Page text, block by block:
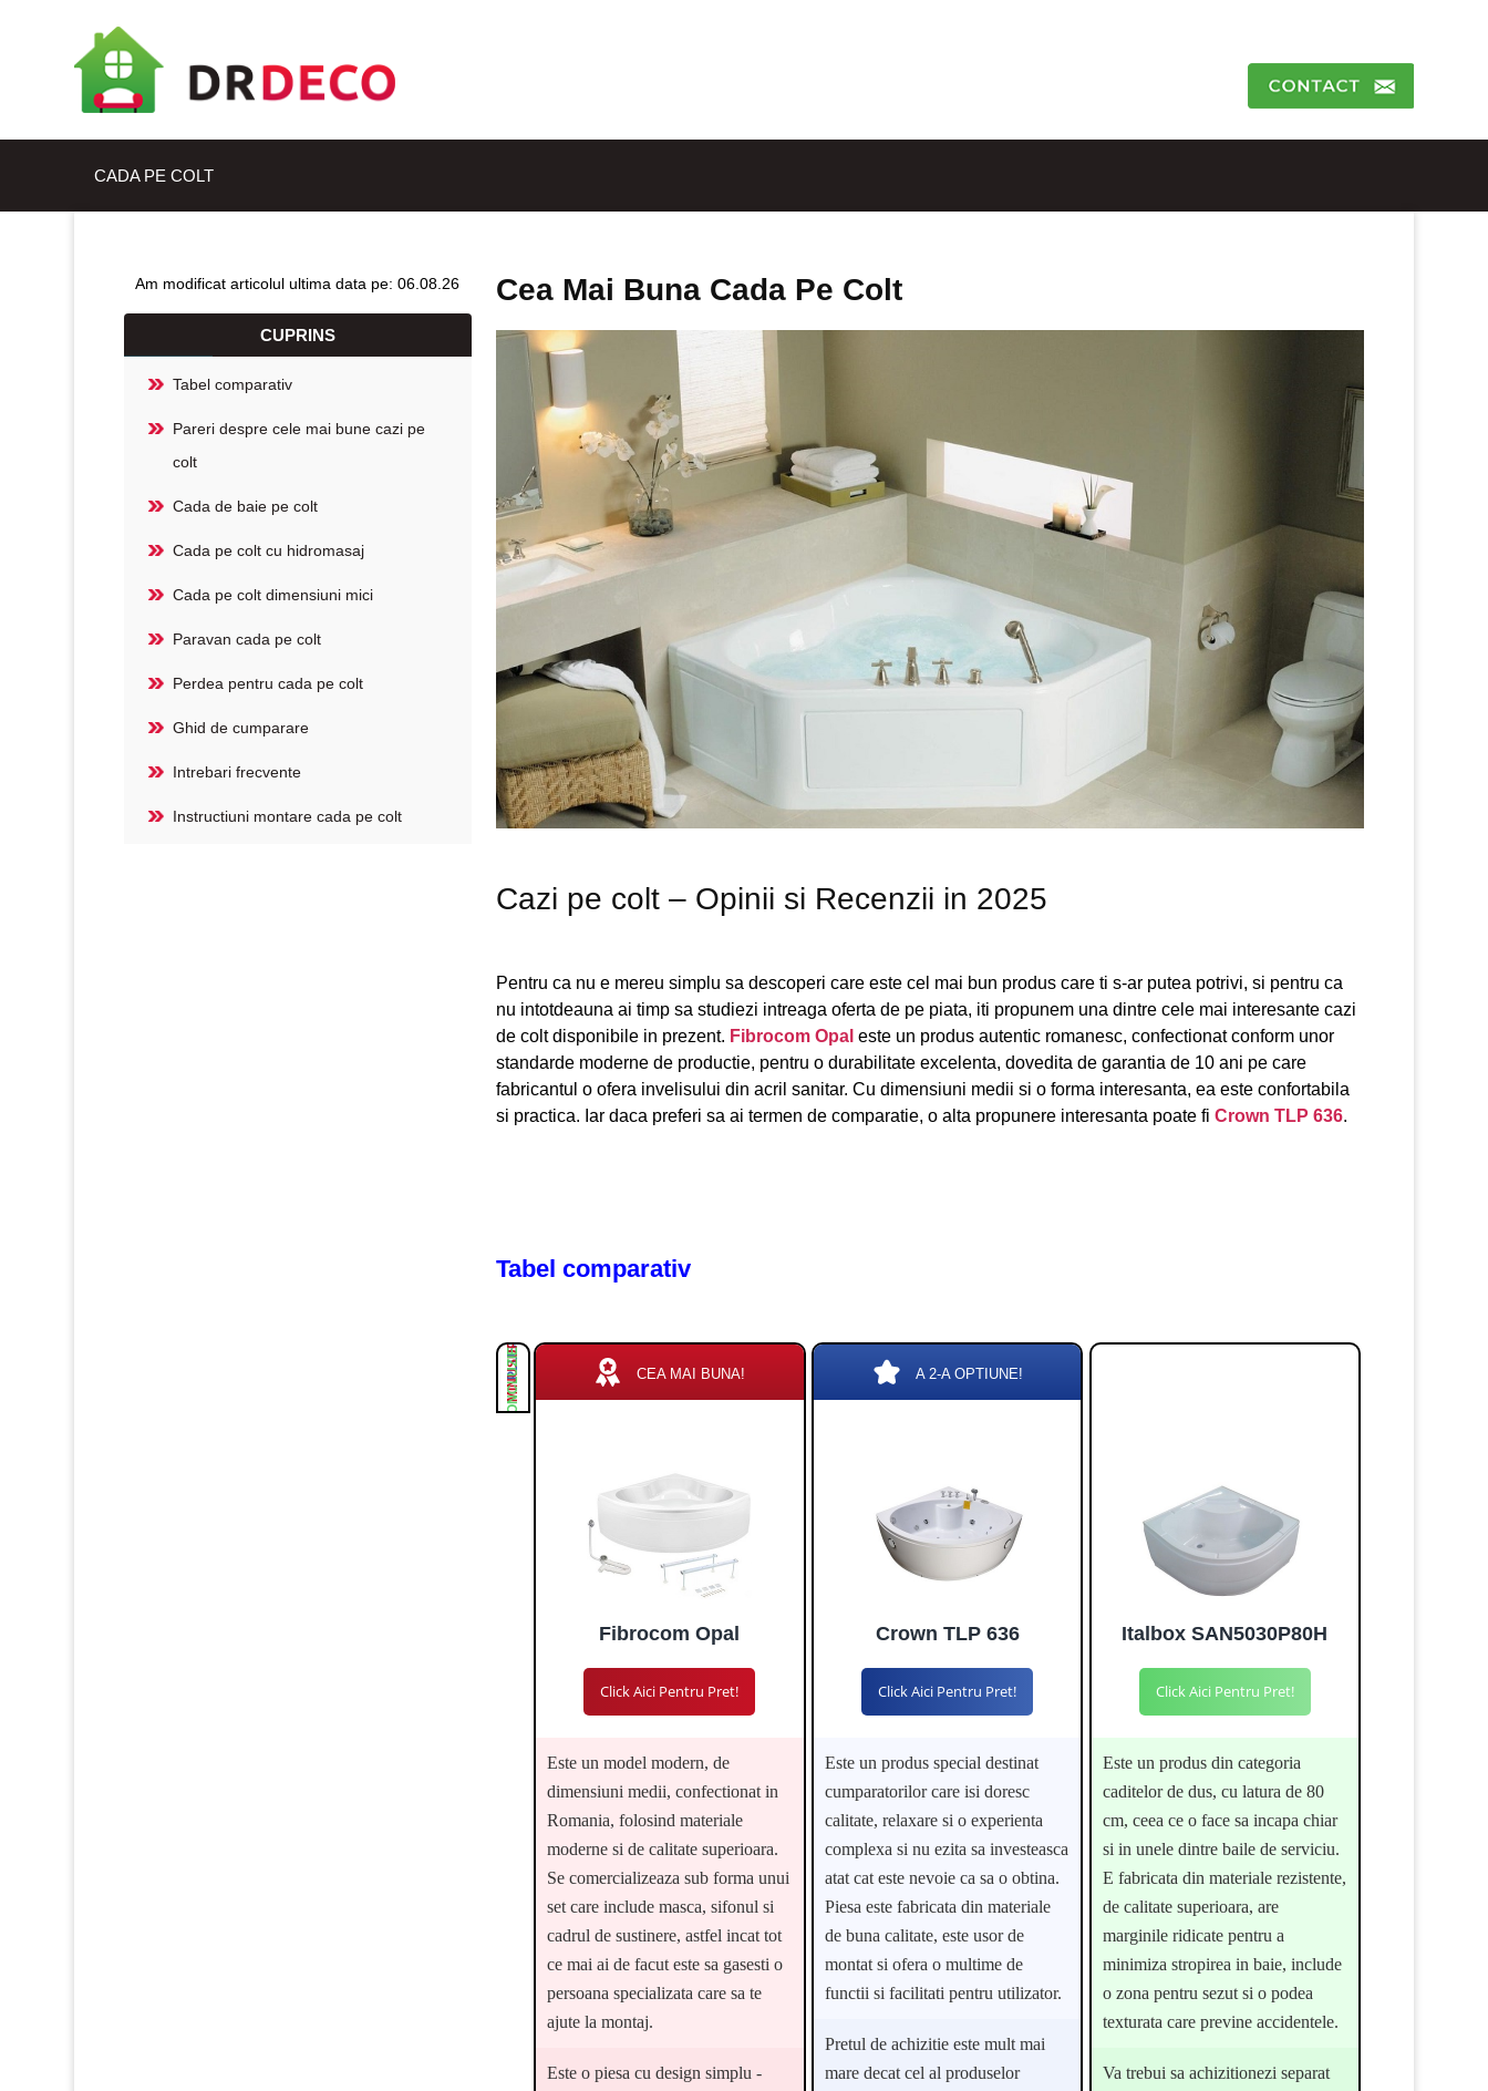
CADA PE COLT
Am modificat articolul ultima data pe: 06.08.26
CUPRINS
Tabel comparativ
Pareri despre cele mai bune cazi pe
colt
Cada de baie pe colt
Cada pe colt cu hidromasaj
Cada pe colt dimensiuni mici
Paravan cada pe colt
Perdea pentru cada pe colt
Ghid de cumparare
Intrebari frecvente
Instructiuni montare cada pe colt
Cea Mai Buna Cada Pe Colt
Cazi pe colt – Opinii si Recenzii in 2025
Pentru ca nu e mereu simplu sa descoperi care este cel mai bun produs care ti s-ar putea potrivi, si pentru ca
nu intotdeauna ai timp sa studiezi intreaga oferta de pe piata, iti propunem una dintre cele mai interesante cazi
de colt disponibile in prezent. Fibrocom Opal este un produs autentic romanesc, confectionat conform unor
standarde moderne de productie, pentru o durabilitate excelenta, dovedita de garantia de 10 ani pe care
fabricantul o ofera invelisului din acril sanitar. Cu dimensiuni medii si o forma interesanta, ea este confortabila
si practica. Iar daca preferi sa ai termen de comparatie, o alta propunere interesanta poate fiCrown TLP 636.
Tabel comparativ
PLUSURI
MINUSURI
CONCLUZIE CEA MAI BUNA!
Fibrocom Opal
Click Aici Pentru Pret!
Este un model modern, de
dimensiuni medii, confectionat in
Romania, folosind materiale
moderne si de calitate superioara.
Se comercializeaza sub forma unui
set care include masca, sifonul si
cadrul de sustinere, astfel incat tot
ce mai ai de facut este sa gasesti o
persoana specializata care sa te
ajute la montaj.
Este o piesa cu design simplu -
A 2-A OPTIUNE!
Crown TLP 636
Click Aici Pentru Pret!
Este un produs special destinat
cumparatorilor care isi doresc
calitate, relaxare si o experienta
complexa si nu ezita sa investeasca
atat cat este nevoie ca sa o obtina.
Piesa este fabricata din materiale
de buna calitate, este usor de
montat si ofera o multime de
functii si facilitati pentru utilizator.
Pretul de achizitie este mult mai
mare decat cel al produselor
Italbox SAN5030P80H
Click Aici Pentru Pret!
Este un produs din categoria
caditelor de dus, cu latura de 80
cm, ceea ce o face sa incapa chiar
si in unele dintre baile de serviciu.
E fabricata din materiale rezistente,
de calitate superioara, are
marginile ridicate pentru a
minimiza stropirea in baie, include
o zona pentru sezut si o podea
texturata care previne accidentele.
Va trebui sa achizitionezi separat